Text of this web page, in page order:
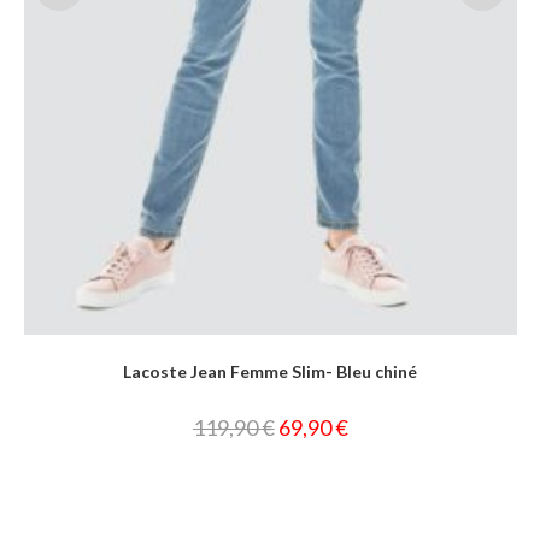
Lacoste Jean Femme Slim- Bleu chiné
119,90€ 69,90€